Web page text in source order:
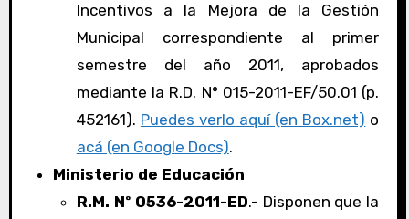
Incentivos a la Mejora de la Gestión
Municipal correspondiente al primer
semestre del año 2011, aprobados
mediante la R.D. N° 015-2011-EF/50.01 (p.
452161). Puedes verlo aquí (en Box.net) o
acá (en Google Docs).
Ministerio de Educación
R.M. Nº 0536-2011-ED.- Disponen que la